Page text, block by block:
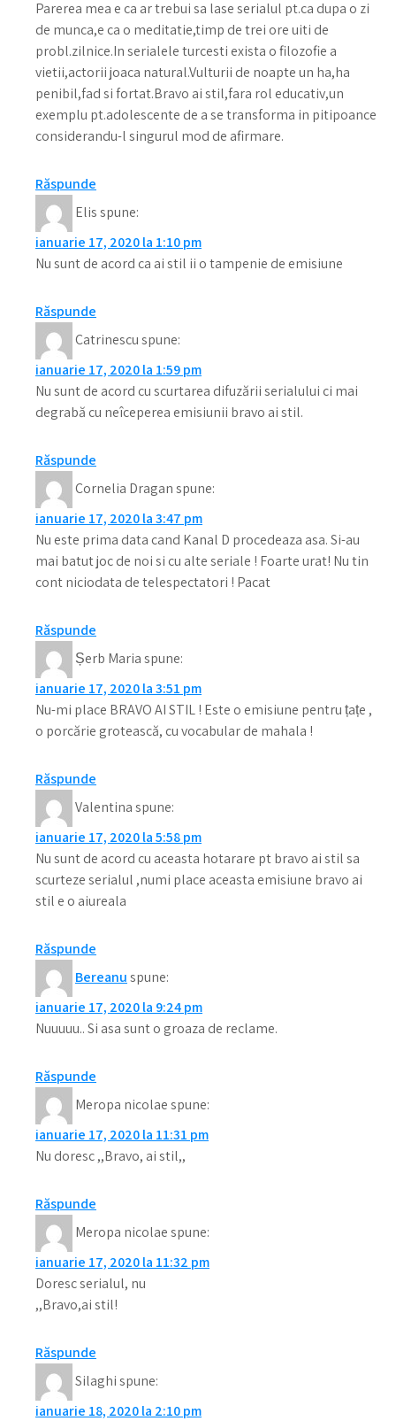
Parerea mea e ca ar trebui sa lase serialul pt.ca dupa o zi
de munca,e ca o meditatie,timp de trei ore uiti de
probl.zilnice.In serialele turcesti exista o filozofie a
vietii,actorii joaca natural.Vulturii de noapte un ha,ha
penibil,fad si fortat.Bravo ai stil,fara rol educativ,un
exemplu pt.adolescente de a se transforma in pitipoance
considerandu-l singurul mod de afirmare.
Răspunde
Elisspune:
ianuarie 17, 2020 la 1:10 pm
Nu sunt de acord ca ai stil ii o tampenie de emisiune
Răspunde
Catrinescuspune:
ianuarie 17, 2020 la 1:59 pm
Nu sunt de acord cu scurtarea difuzării serialului ci mai
degrabă cu neîceperea emisiunii bravo ai stil.
Răspunde
Cornelia Draganspune:
ianuarie 17, 2020 la 3:47 pm
Nu este prima data cand Kanal D procedeaza asa. Si-au
mai batut joc de noi si cu alte seriale ! Foarte urat! Nu tin
cont niciodata de telespectatori ! Pacat
Răspunde
Șerb Mariaspune:
ianuarie 17, 2020 la 3:51 pm
Nu-mi place BRAVO AI STIL ! Este o emisiune pentru țațe ,
o porcărie grotească, cu vocabular de mahala !
Răspunde
Valentinaspune:
ianuarie 17, 2020 la 5:58 pm
Nu sunt de acord cu aceasta hotarare pt bravo ai stil sa
scurteze serialul ,numi place aceasta emisiune bravo ai
stil e o aiureala
Răspunde
Bereanuspune:
ianuarie 17, 2020 la 9:24 pm
Nuuuuu.. Si asa sunt o groaza de reclame.
Răspunde
Meropa nicolaespune:
ianuarie 17, 2020 la 11:31 pm
Nu doresc ,,Bravo, ai stil,,
Răspunde
Meropa nicolaespune:
ianuarie 17, 2020 la 11:32 pm
Doresc serialul, nu
,,Bravo,ai stil!
Răspunde
Silaghispune:
ianuarie 18, 2020 la 2:10 pm